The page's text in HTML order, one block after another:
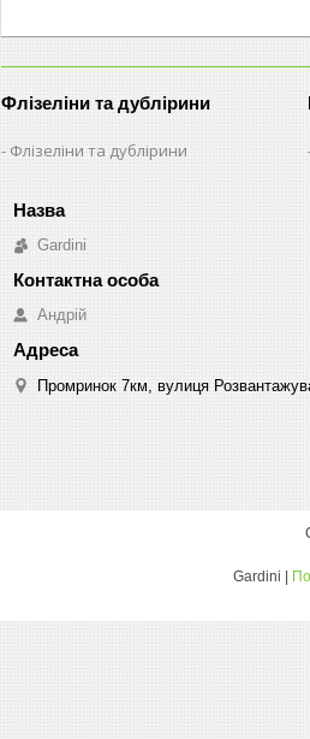
Флізеліни та дублірини
Флізеліни та дублірини
Gardini
Андрій
Промринок 7км, вулиця
Gardini |